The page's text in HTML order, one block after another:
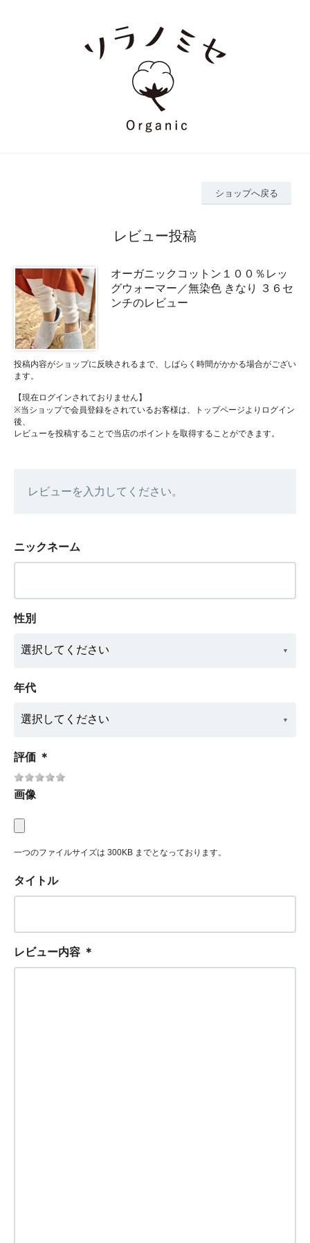
ショップへ戻る
レビュー投稿
オーガニックコットン１００％レッ
グウォーマー／無染色 きなり ３６セ
ンチのレビュー
投稿内容がショップに反映されるまで、しばらく時間がかかる場合がござい
ます。
【現在ログインされておりません】
※当ショップで会員登録をされているお客様は、トップページよりログイン
後、
レビューを投稿することで当店のポイントを取得することができます。
レビューを入力してください。
ニックネーム
性別
年代
評価 ＊
画像
一つのファイルサイズは 300KB までとなっております。
タイトル
レビュー内容 ＊